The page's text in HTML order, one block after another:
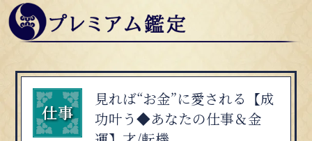
見れば“お金”に愛される【成
功叶う◆あなたの仕事＆金